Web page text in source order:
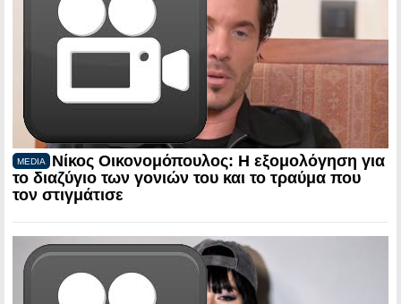
MEDIA
Νίκος Οικονομόπουλος: Η εξομολόγηση για
το διαζύγιο των γονιών του και το τραύμα που
τον στιγμάτισε